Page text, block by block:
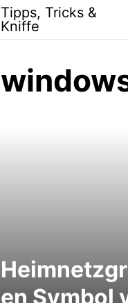
Tipps, Tricks &
Kniffe
en Symbol